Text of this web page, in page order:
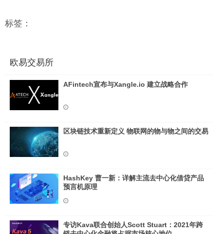
标签：
欧易交易所
AFintech宣布与Xangle.io 建立战略合作
区块链技术重新定义 物联网的物与物之间的交易
HashKey 曹一新：详解主流去中心化借贷产品
预言机原理
专访Kava联合创始人Scott Stuart：2021年跨